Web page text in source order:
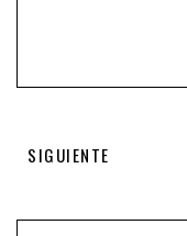
SIGUIENTE